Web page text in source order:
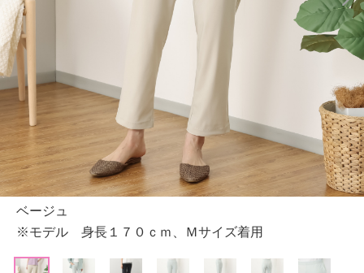
ベージュ
※モデル 身長１７０ｃｍ、Ｍサイズ着用